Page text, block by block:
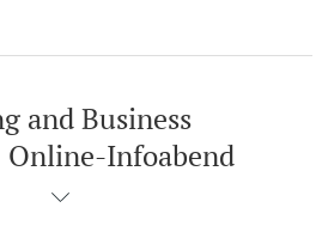
and Business
Infoabend